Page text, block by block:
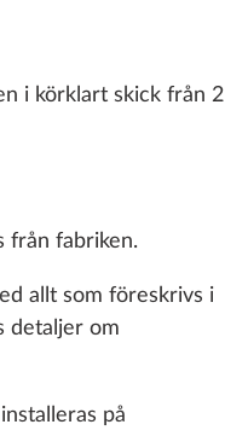
i körklart skick från 2
från fabriken.
allt som föreskrivs i
detaljer om
på